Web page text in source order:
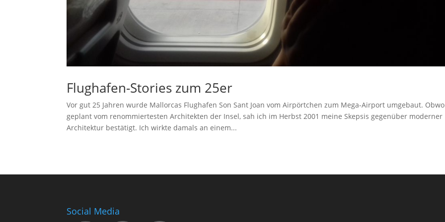
Flughafen-Stories zum 25er
Vor gut 25 Jahren wurde Mallorcas Flughafen Son Sant Joan vom Airpörtchen zum Mega-Airport umgebaut.
geplant vom renommiertesten Architekten der Insel, sah ich im Herbst 2001 meine Skepsis gegenüber moderner
Architektur bestätigt. Ich wirkte damals an einem...
Social Media